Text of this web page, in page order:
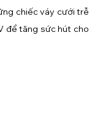
chiếc váy cưới trễ
để tăng sức hút cho